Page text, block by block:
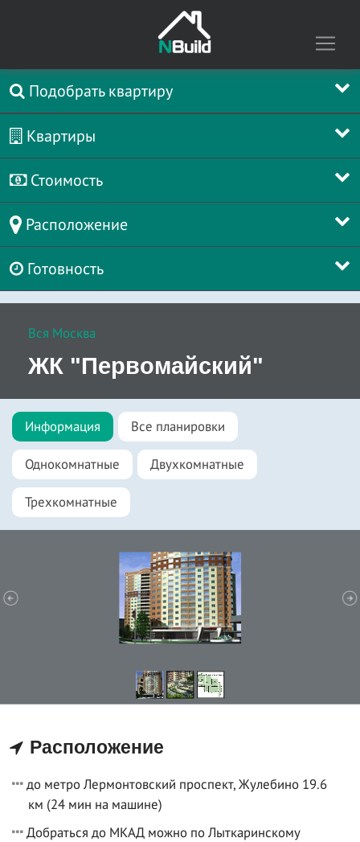
Подобрать квартиру
Квартиры
Стоимость
Расположение
Готовность
Вся Москва
ЖК "Первомайский"
Информация Все планировки
Однокомнатные Двухкомнатные
Трехкомнатные
Расположение
до метро Лермонтовский проспект, Жулебино 19.6
км (24 мин на машине)
Добраться до МКАД можно по Лыткаринскому